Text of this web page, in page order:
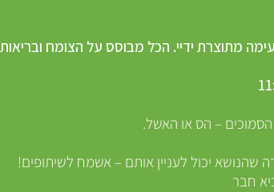
– הס או האשל.
יכול לעניין אותם – אשמח לשיתופים!
חבר